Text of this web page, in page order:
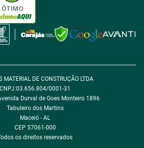
dados
ÓTIMO
MATERIAL DE CONSTRUÇÃO LTDA
CNPJ:03.656.804/0001-31
Durval de Goes Monteiro 1896
Tabuleiro dos Martins
Maceió - AL
CEP 57061-000
os direitos reservados